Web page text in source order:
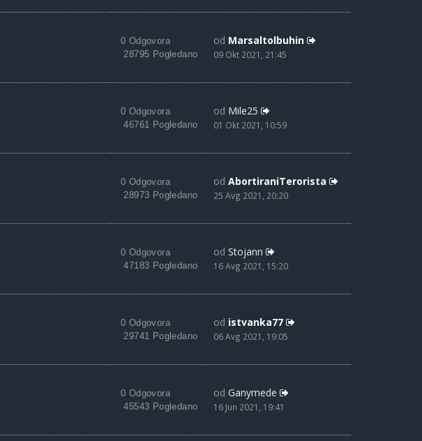
0 Odgovora
28795 Pogledano
od Marsaltolbuhin
09 Okt 2021, 21:45
0 Odgovora
46761 Pogledano
od Mile25
01 Okt 2021, 10:59
0 Odgovora
28973 Pogledano
od AbortiraniTerorista
25 Avg 2021, 20:20
0 Odgovora
47183 Pogledano
od Stojann
16 Avg 2021, 15:20
0 Odgovora
29741 Pogledano
od istvanka77
06 Avg 2021, 19:05
0 Odgovora
45543 Pogledano
od Ganymede
16 Jun 2021, 19:41